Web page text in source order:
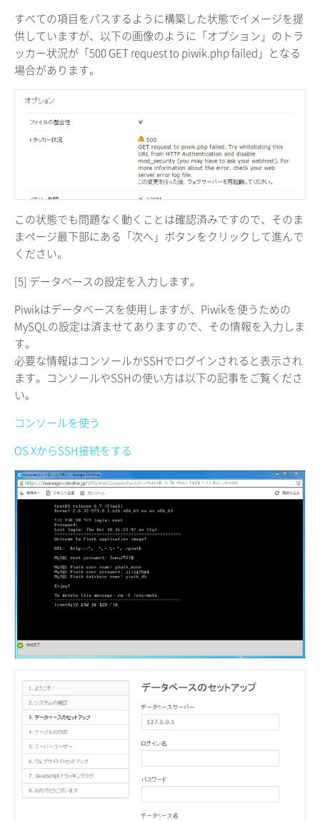
すべての項目をパスするように構築した状態でイメージを提
供していますが、以下の画像のように「オプション」のトラ
ッカー状況が「500 GET request to piwik.php failed」となる
場合があります。
この状態でも問題なく動くことは確認済みですので、そのま
まページ最下部にある「次へ」ボタンをクリックして進んで
ください。
[5] データベースの設定を入力します。
Piwikはデータベースを使用しますが、Piwikを使うための
MySQLの設定は済ませてありますので、その情報を入力しま
す。
必要な情報はコンソールかSSHでログインされると表示され
ます。コンソールやSSHの使い方は以下の記事をご覧くださ
い。
コンソールを使う
OS XからSSH接続をする